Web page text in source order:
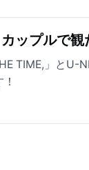
ップルで
TIME,」とU-